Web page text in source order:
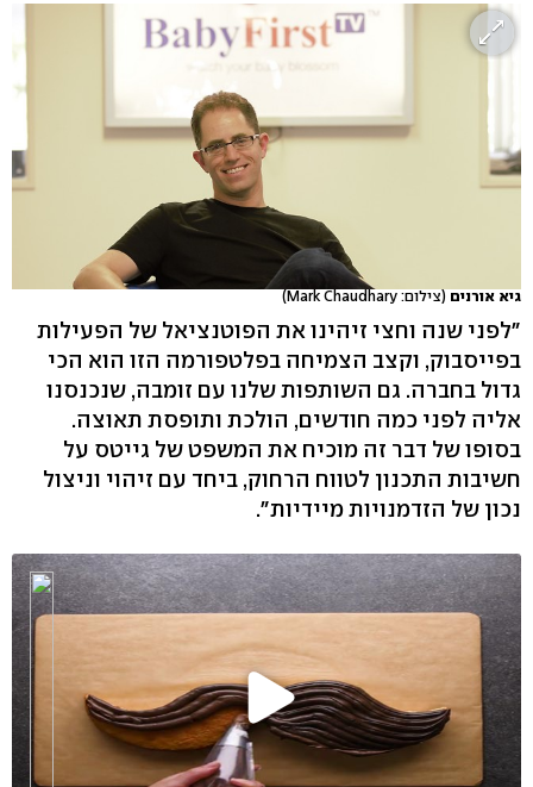
גיא אורנים (צילום: Mark Chaudhary)
"לפני שנה וחצי זיהינו את הפוטנציאל של הפעילות
בפייסבוק, וקצב הצמיחה בפלטפורמה הזו הוא הכי
גדול בחברה. גם השותפות שלנו עם זומבה, שנכנסנו
אליה לפני כמה חודשים, הולכת ותופסת תאוצה.
בסופו של דבר זה מוכיח את המשפט של גייטס על
חשיבות התכנון לטווח הרחוק, ביחד עם זיהוי וניצול
נכון של הזדמנויות מיידיות".